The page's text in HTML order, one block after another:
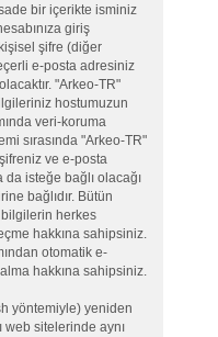
sade bir içerikte isminiz
giriş
şifre (diğer
e-posta adresiniz
"Arkeo-TR"
hostumuzun
veri-koruma
sırasında "Arkeo-TR"
şifreniz ve e-posta
isteğe bağlı olacağı
bağlıdır. Bütün
bilgilerin herkes
hakkına sahipsiniz.
otomatik e-
hakkına sahipsiniz.
yöntemiyle) yeniden
web sitelerinde aynı